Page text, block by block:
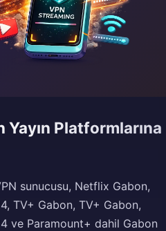
Yayın Platformlarına
sunucusu, Netflix Gabon,
TV+ Gabon, TV+ Gabon,
ve Paramount+ dahil Gabon